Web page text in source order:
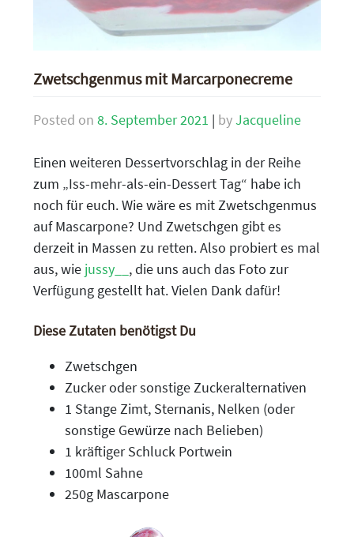
Zwetschgenmus mit Marcarponecreme
Posted on 8. September 2021 | byJacqueline
Einen weiteren Dessertvorschlag in der Reihe
zum „Iss-mehr-als-ein-Dessert Tag“ habe ich
noch für euch. Wie wäre es mit Zwetschgenmus
auf Mascarpone? Und Zwetschgen gibt es
derzeit in Massen zu retten. Also probiert es mal
aus, wie jussy__ , die uns auch das Foto zur
Verfügung gestellt hat. Vielen Dank dafür!
Diese Zutaten benötigst Du
Zwetschgen
Zucker oder sonstige Zuckeralternativen
1 Stange Zimt, Sternanis, Nelken (oder
sonstige Gewürze nach Belieben)
1 kräftiger Schluck Portwein
100ml Sahne
250g Mascarpone